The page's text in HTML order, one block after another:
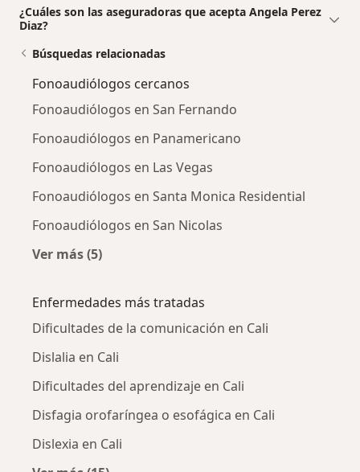
¿Cuáles son las aseguradoras que acepta Angela Perez
Diaz?
Búsquedas relacionadas
Fonoaudiólogos cercanos
Fonoaudiólogos en San Fernando
Fonoaudiólogos en Panamericano
Fonoaudiólogos en Las Vegas
Fonoaudiólogos en Santa Monica Residential
Fonoaudiólogos en San Nicolas
Ver más (5)
Enfermedades más tratadas
Dificultades de la comunicación en Cali
Dislalia en Cali
Dificultades del aprendizaje en Cali
Disfagia orofaríngea o esofágica en Cali
Dislexia en Cali